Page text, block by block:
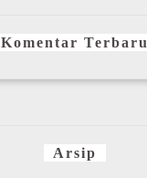
Komentar Terbaru
Arsip